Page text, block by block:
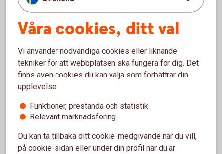
Sparbanken Nords erbjudande
Swedbanks entrélösning inom PA 16(pdf)
Få hjälp med
flytt av pension
Våra cookies, ditt val
Vi använder nödvändiga cookies eller liknande
tekniker för att webbplatsen ska fungera för dig. Det
finns även cookies du kan välja som förbättrar din
upplevelse:
Funktioner, prestanda och statistik
Relevant marknadsföring
Du kan ta tillbaka ditt cookie-medgivande när du vill,
på cookie-sidan eller under din profil när du är